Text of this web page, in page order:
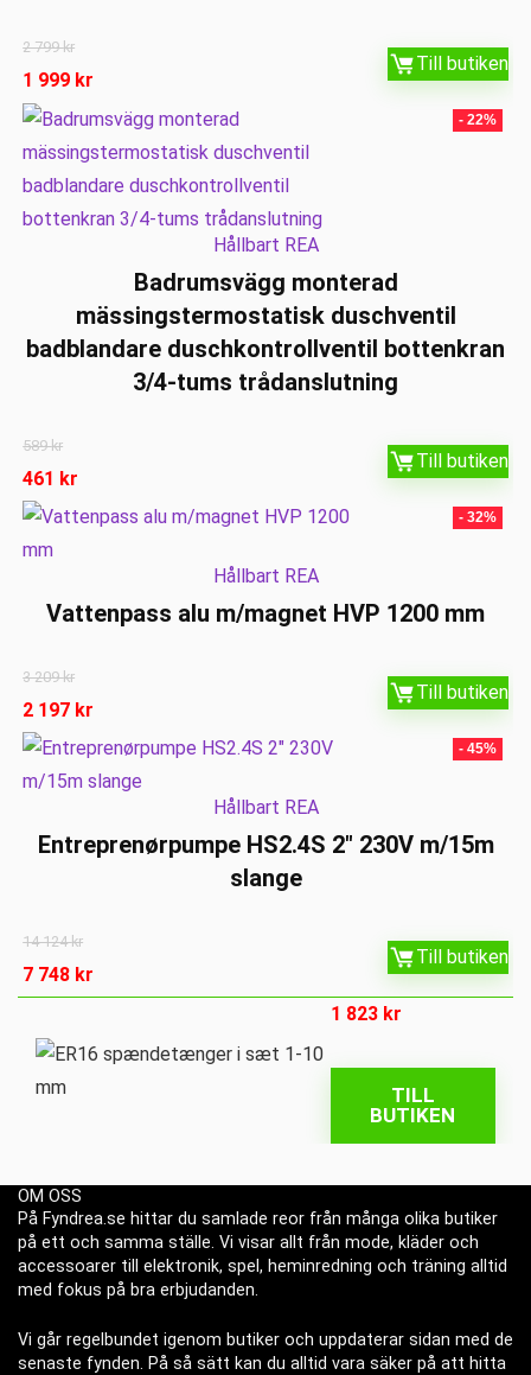
2 799kr
1 999 kr
Till butiken
- 22%
Hållbart REA
Badrumsvägg monterad
mässingstermostatisk duschventil
badblandare duschkontrollventil bottenkran
3/4-tums trådanslutning
589kr
461 kr
Till butiken
- 32%
Hållbart REA
Vattenpass alu m/magnet HVP 1200 mm
3 209kr
2 197 kr
Till butiken
- 45%
Hållbart REA
Entreprenørpumpe HS2.4S 2″ 230V m/15m
slange
14 124kr
7 748 kr
Till butiken
1 823 kr
TILL
BUTIKEN
OM OSS
På Fyndrea.se hittar du samlade reor från många olika butiker
på ett och samma ställe. Vi visar allt från mode, kläder och
accessoarer till elektronik, spel, heminredning och träning alltid
med fokus på bra erbjudanden.
Vi går regelbundet igenom butiker och uppdaterar sidan med de
senaste fynden. På så sätt kan du alltid vara säker på att hitta